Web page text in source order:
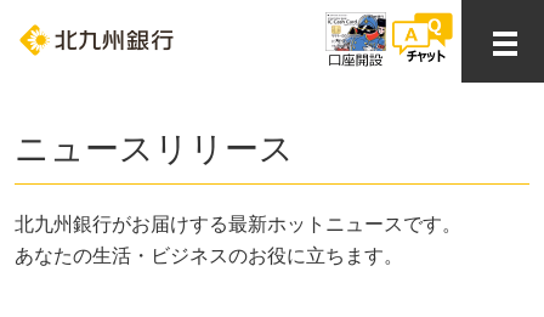
ニュースリリース
北九州銀行がお届けする最新ホットニュースです。
あなたの生活・ビジネスのお役に立ちます。